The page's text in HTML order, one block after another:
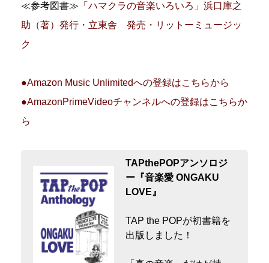
≪参考図書≫ 「ハマクラの音楽いろいろ」浜口庫之
助（著）発行・立東舎 発売・リットーミュージッ
ク
●Amazon Music Unlimitedへの登録はこちらから
●AmazonPrimeVideoチャンネルへの登録はこちらか
ら
TAPthePOPアンソロジ
ー『音楽愛 ONGAKU
LOVE』
TAP the POPが初書籍を
出版しました！